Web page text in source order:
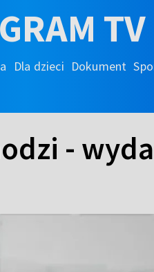
TV
Dla dzieci Dokument
-